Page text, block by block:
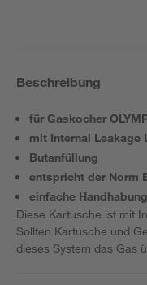
Beschreibung
für Gaskocher
mit Internal Leakage
Butanfüllung
entspricht der Norm
einfache Handhabung
Diese Kartusche ist mit
Sollten Kartusche und
dieses System das Gas